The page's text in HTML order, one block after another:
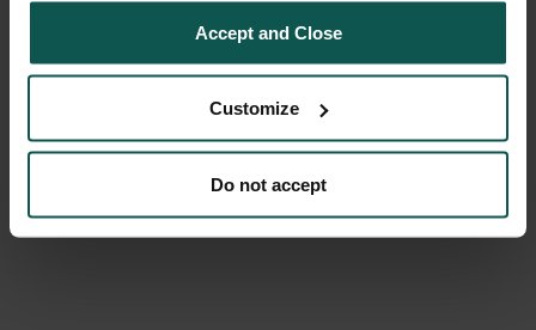
Accept and Close
Customize
Do not accept
Mondj igent az
álomesküvődre!